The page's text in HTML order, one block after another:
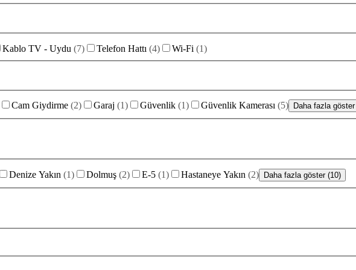
Kablo TV - Uydu (7) Telefon Hattı (4) Wi-Fi (1)
Cam Giydirme (2) Garaj (1) Güvenlik (1) Güvenlik Kamerası (5) Daha fazla
Denize Yakın (1) Dolmuş (2) E-5 (1) Hastaneye Yakın (2) Daha fazla göster (10)